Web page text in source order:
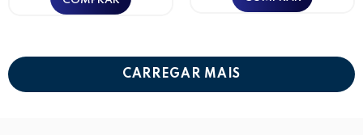
CARREGAR MAIS